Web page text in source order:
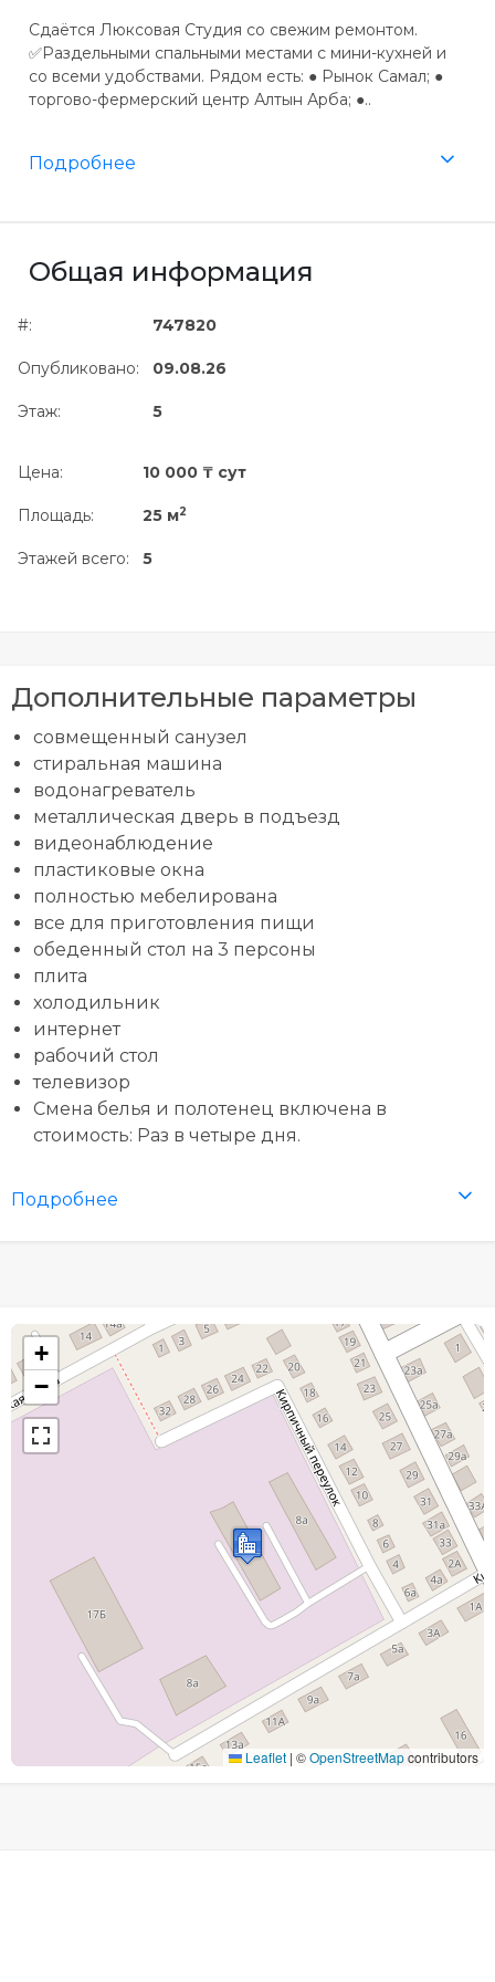
Сдаётся Люксовая Студия со свежим ремонтом.
✅️Раздельными спальными местами с мини-кухней и
со всеми удобствами. Рядом есть: ● Рынок Самал; ●
торгово-фермерский центр Алтын Арба; ●..
Подробнее
Общая информация
#:
Опубликовано:
Этаж:
747820
09.08.26
5
Цена:
Площадь:
Этажей всего:
10 000 ₸ сут
25 м2
5
Дополнительные параметры
совмещенный санузел
стиральная машина
водонагреватель
металлическая дверь в подъезд
видеонаблюдение
пластиковые окна
полностью мебелирована
все для приготовления пищи
обеденный стол на 3 персоны
плита
холодильник
интернет
рабочий стол
телевизор
Смена белья и полотенец включена в
стоимость: Раз в четыре дня.
Подробнее
+
−
Leaflet | ©OpenStreetMapcontributors